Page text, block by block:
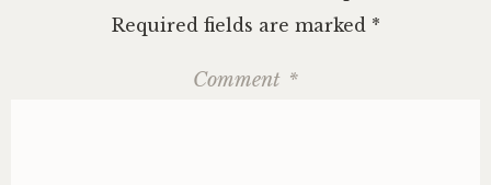
Required fields are marked *
Comment *